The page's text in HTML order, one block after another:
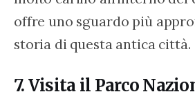
offre uno sguardo più
storia di questa antica città.
7. Visita il Parco